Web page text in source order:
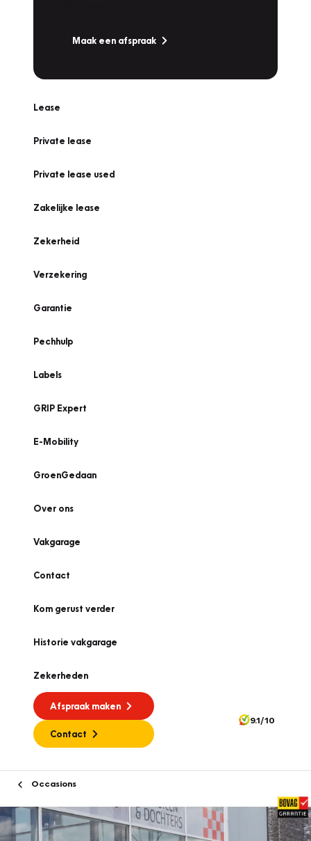
Maak een afspraak
Lease
Private lease
Private lease used
Zakelijke lease
Zekerheid
Verzekering
Garantie
Pechhulp
Labels
GRIP Expert
E-Mobility
GroenGedaan
Over ons
Vakgarage
Contact
Kom gerust verder
Historie vakgarage
Zekerheden
Afspraak maken
Contact
9.1/10
Occasions